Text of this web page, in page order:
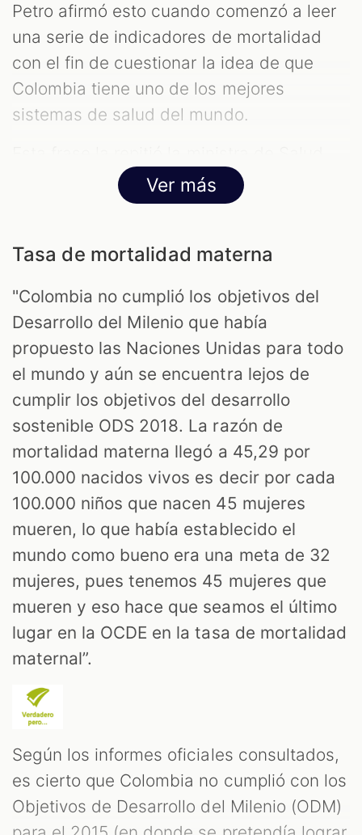
Petro afirmó esto cuando comenzó a leer
una serie de indicadores de mortalidad
con el fin de cuestionar la idea de que
Colombia tiene uno de los mejores
sistemas de salud del mundo.
Carolina Corcho, en undebate de control
político que ocurrió el 9 de noviembre
de Representantes. Sin embargo, Corcho
fuera por cáncer de mama: “Pero además
sobre el cáncer, OCDE informe 2020-2021
Colombia ocupa el puesto 28 de 48, pero
lo que es peor, entre la detección de
síntomas de cáncer y el comienzo del
tratamiento el promedio de tiempo son
106,5 días”.
Consultamos a la ministra así como al
Ver más
Tasa de mortalidad materna
"Colombia no cumplió los objetivos del
Desarrollo del Milenio que había
propuesto las Naciones Unidas para todo
el mundo y aún se encuentra lejos de
cumplir los objetivos del desarrollo
sostenible ODS 2018. La razón de
mortalidad materna llegó a 45,29 por
100.000 nacidos vivos es decir por cada
100.000 niños que nacen 45 mujeres
mueren, lo que había establecido el
mundo como bueno era una meta de 32
mujeres, pues tenemos 45 mujeres que
mueren y eso hace que seamos el último
lugar en la OCDE en la tasa de mortalidad
maternal”.
Según los informes oficiales consultados,
es cierto que Colombia no cumplió con los
Objetivos de Desarrollo del Milenio (ODM)